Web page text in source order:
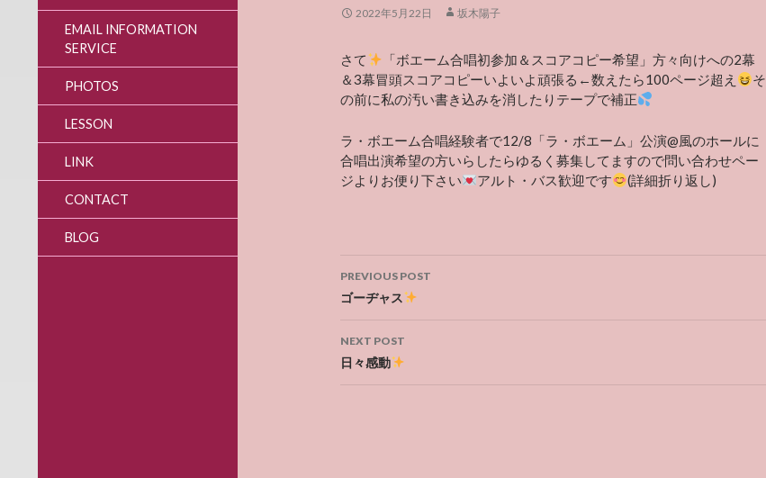
2022年5月22日 坂木陽子
さて
「ボエーム合唱初参加＆スコアコピー希望」方々向けへの2幕
＆3幕冒頭スコアコピーいよいよ頑張る←数えたら100ページ超え
そ
の前に私の汚い書き込みを消したりテープで補正
ラ・ボエーム合唱経験者で12/8「ラ・ボエーム」公演@風のホールに
合唱出演希望の方いらしたらゆるく募集してますので問い合わせペー
ジよりお便り下さい
アルト・バス歓迎です (詳細折り返し)
Post
navigation
PREVIOUS POST
ゴーヂャス
NEXT POST
日々感動
EMAIL INFORMATION
SERVICE
PHOTOS
LESSON
LINK
CONTACT
BLOG